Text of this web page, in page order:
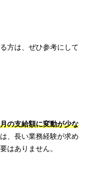
方は、ぜひ参考にして
の支給額に変動が少な
、長い業務経験が求め
はありません。